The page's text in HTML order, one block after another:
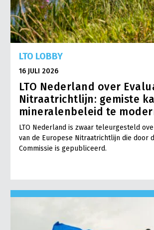
LTO LOBBY
16 JULI 2026
LTO Nederland over
Nitraatrichtlijn: gemiste
mineralenbeleid te
LTO Nederland is zwaar teleurgesteld
van de Europese Nitraatrichtlijn die door
Commissie is gepubliceerd.